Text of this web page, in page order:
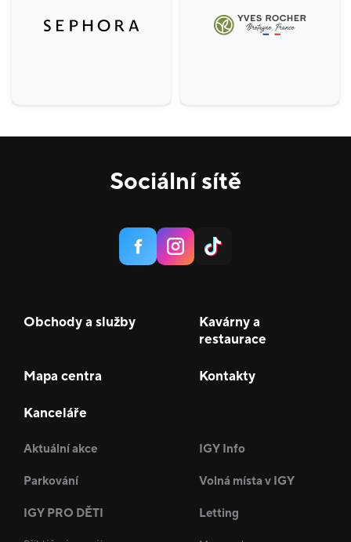
Sociální sítě
Obchody a služby
Kavárny a
restaurace
Mapa centra Kontakty
Kanceláře
Aktuální akce IGY Info
Parkování Volná místa v IGY
IGY PRO DĚTI Letting